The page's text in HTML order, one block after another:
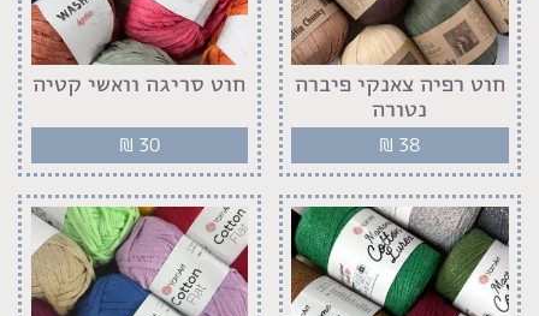
חוט רפיה צאנקי פיברה
נטורה
₪ 38
חוט סריגה וואשי קטיה
₪ 30